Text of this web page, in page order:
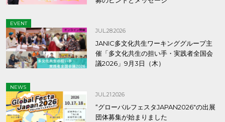
EVENT
JUL.28.2026
JANIC多文化共生ワーキンググループ主
催「多文化共生の担い手・実践者全国会
議2026」9月3日（木）
NEWS
JUL.21.2026
“グローバルフェスタJAPAN2026″の出展
団体募集が始まりました